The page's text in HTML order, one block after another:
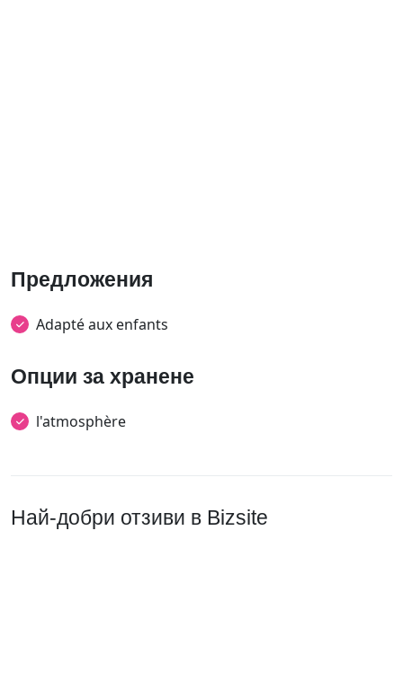
Предложения
Adapté aux enfants
Опции за хранене
l'atmosphère
Най-добри отзиви в Bizsite